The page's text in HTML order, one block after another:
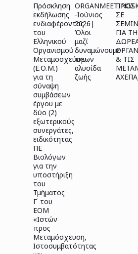
Πρόσκληση
εκδήλωσης
ενδιαφέροντος
του
Ελληνικού
Οργανισμού
Μεταμοσχεύσεων
(Ε.Ο.Μ.)
για τη
σύναψη
συμβάσεων
έργου με
δύο (2)
εξωτερικούς
συνεργάτες,
ειδικότητας
ΠΕ
Βιολόγων
για την
υποστήριξη
του
Τμήματος
Γ΄ του
ΕΟΜ
«Ιστών
προς
Μεταμόσχευση,
Ιστοσυμβατότητας
ORGANMEETINGS
-Ιούνιος
2026|
Όλοι
μαζί
δυναμώνουμε
την
αλυσίδα
ζωής
ΣΕ
ΓΙΑ ΤΗ
& ΤΙΣ